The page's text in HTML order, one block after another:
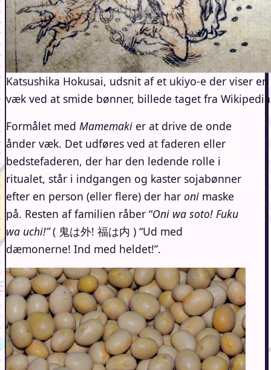
Katsushika Hokusai, udsnit af et ukiyo-e der viser
væk ved at smide bønner, billede taget fra Wikipedia
Formålet med Mamemaki er at drive de onde
ånder væk. Det udføres ved at faderen eller
bedstefaderen, der har den ledende rolle i
ritualet, står i indgangen og kaster sojabønner
efter en person (eller flere) der har oni maske
på. Resten af familien råber “Oni wa soto! Fuku
wa uchi!”( 鬼は外! 福は内 ) “Ud med
dæmonerne! Ind med heldet!”.